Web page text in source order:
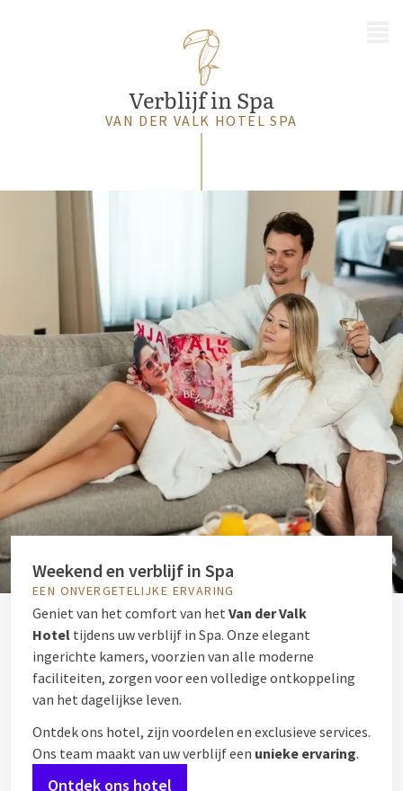
Verblijf in Spa
VAN DER VALK HOTEL SPA
Weekend en verblijf in Spa
EEN ONVERGETELIJKE ERVARING
Geniet van het comfort van het Van der Valk
Hotel tijdens uw verblijf in Spa. Onze elegant
ingerichte kamers, voorzien van alle moderne
faciliteiten, zorgen voor een volledige ontkoppeling
van het dagelijkse leven.
Ontdek ons hotel, zijn voordelen en exclusieve services.
Ons team maakt van uw verblijf een unieke ervaring.
Ontdek ons hotel